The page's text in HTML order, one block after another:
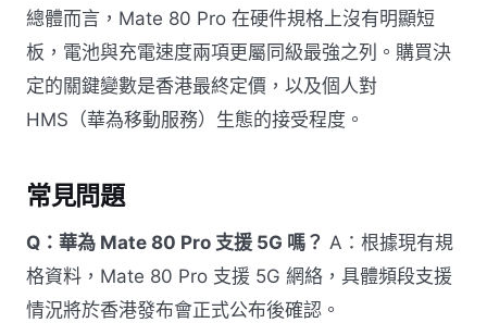
總體而言，Mate 80 Pro 在硬件規格上沒有明顯短
板，電池與充電速度兩項更屬同級最強之列。購買決
定的關鍵變數是香港最終定價，以及個人對
HMS（華為移動服務）生態的接受程度。
常見問題
Q：華為 Mate 80 Pro 支援 5G 嗎？ A：根據現有規
格資料，Mate 80 Pro 支援 5G 網絡，具體頻段支援
情況將於香港發布會正式公布後確認。